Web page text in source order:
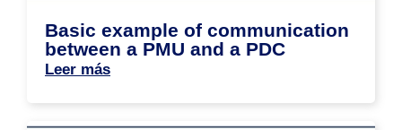
Basic example of communication
between a PMU and a PDC
Leer más